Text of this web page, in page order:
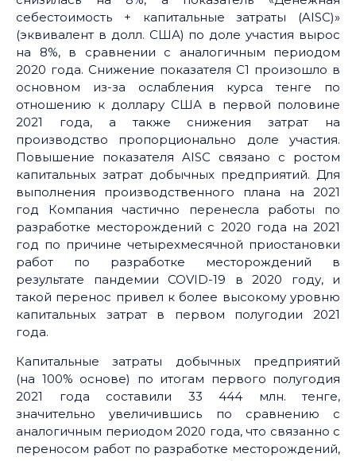
себестоимость + капитальные затраты (AISC)»
(эквивалент в долл. США) по доле участия вырос
на 8%, в сравнении с аналогичным периодом
2020 года. Снижение показателя C1 произошло в
основном из-за ослабления курса тенге по
отношению к доллару США в первой половине
2021 года, а также снижения затрат на
производство пропорционально доле участия.
Повышение показателя AISC связано с ростом
капитальных затрат добычных предприятий. Для
выполнения производственного плана на 2021
год Компания частично перенесла работы по
разработке месторождений с 2020 года на 2021
год по причине четырехмесячной приостановки
работ по разработке месторождений в
результате пандемии COVID-19 в 2020 году, и
такой перенос привел к более высокому уровню
капитальных затрат в первом полугодии 2021
года.
Капитальные затраты добычных предприятий
(на 100% основе) по итогам первого полугодия
2021 года составили 33 444 млн. тенге,
значительно увеличившись по сравнению с
аналогичным периодом 2020 года, что связанно с
переносом работ по разработке месторождений,